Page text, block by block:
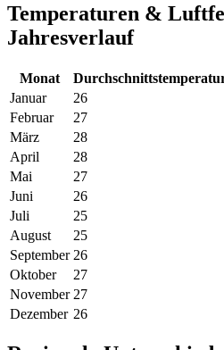
Temperaturen &
Jahresverlauf
Monat
Januar
26
Februar
27
März
28
April
28
Mai
27
Juni
26
Juli
25
August
25
September 26
Oktober
27
November 27
Dezember 26